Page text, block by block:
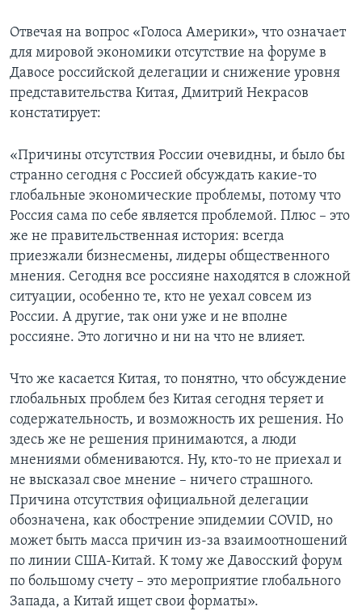
Отвечая на вопрос «Голоса Америки», что означает
для мировой экономики отсутствие на форуме в
Давосе российской делегации и снижение уровня
представительства Китая, Дмитрий Некрасов
констатирует:
«Причины отсутствия России очевидны, и было бы
странно сегодня с Россией обсуждать какие-то
глобальные экономические проблемы, потому что
Россия сама по себе является проблемой. Плюс – это
же не правительственная история: всегда
приезжали бизнесмены, лидеры общественного
мнения. Сегодня все россияне находятся в сложной
ситуации, особенно те, кто не уехал совсем из
России. А другие, так они уже и не вполне
россияне. Это логично и ни на что не влияет.
Что же касается Китая, то понятно, что обсуждение
глобальных проблем без Китая сегодня теряет и
содержательность, и возможность их решения. Но
здесь же не решения принимаются, а люди
мнениями обмениваются. Ну, кто-то не приехал и
не высказал свое мнение – ничего страшного.
Причина отсутствия официальной делегации
обозначена, как обострение эпидемии COVID, но
может быть масса причин из-за взаимоотношений
по линии США-Китай. К тому же Давосский форум
по большому счету – это мероприятие глобального
Запада, а Китай ищет свои форматы».